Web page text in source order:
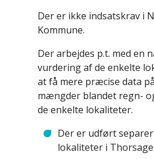
Der er ikke indsatskrav i
Kommune.
Der arbejdes p.t. med en
vurdering af de enkelte
at få mere præcise data
mængder blandet regn-
de enkelte lokaliteter.
Der er udført
lokaliteter i